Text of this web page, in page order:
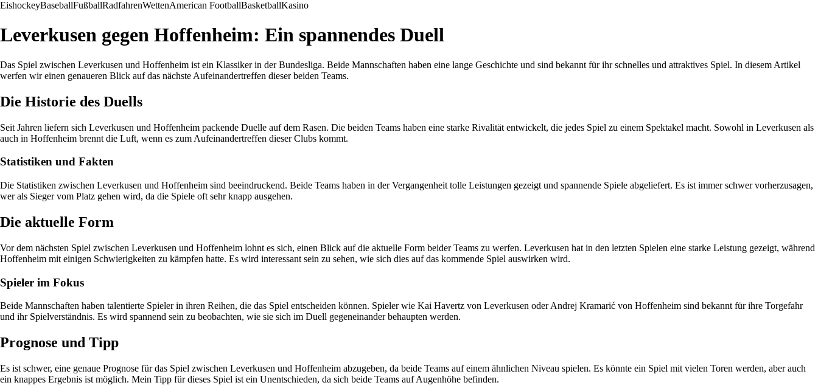
EishockeyBaseballFußballRadfahrenWettenAmerican FootballBasketballKasino
Leverkusen gegen Hoffenheim: Ein spannendes Duell
Das Spiel zwischen Leverkusen und Hoffenheim ist ein Klassiker in der Bundesliga. Beide Mannschaften haben eine lange Geschichte und sind bekannt für ihr schnelles und attraktives Spiel. In diesem Artikel
werfen wir einen genaueren Blick auf das nächste Aufeinandertreffen dieser beiden Teams.
Die Historie des Duells
Seit Jahren liefern sich Leverkusen und Hoffenheim packende Duelle auf dem Rasen. Die beiden Teams haben eine starke Rivalität entwickelt, die jedes Spiel zu einem Spektakel macht. Sowohl in Leverkusen als
auch in Hoffenheim brennt die Luft, wenn es zum Aufeinandertreffen dieser Clubs kommt.
Statistiken und Fakten
Die Statistiken zwischen Leverkusen und Hoffenheim sind beeindruckend. Beide Teams haben in der Vergangenheit tolle Leistungen gezeigt und spannende Spiele abgeliefert. Es ist immer schwer vorherzusagen,
wer als Sieger vom Platz gehen wird, da die Spiele oft sehr knapp ausgehen.
Die aktuelle Form
Vor dem nächsten Spiel zwischen Leverkusen und Hoffenheim lohnt es sich, einen Blick auf die aktuelle Form beider Teams zu werfen. Leverkusen hat in den letzten Spielen eine starke Leistung gezeigt, während
Hoffenheim mit einigen Schwierigkeiten zu kämpfen hatte. Es wird interessant sein zu sehen, wie sich dies auf das kommende Spiel auswirken wird.
Spieler im Fokus
Beide Mannschaften haben talentierte Spieler in ihren Reihen, die das Spiel entscheiden können. Spieler wie Kai Havertz von Leverkusen oder Andrej Kramarić von Hoffenheim sind bekannt für ihre Torgefahr
und ihr Spielverständnis. Es wird spannend sein zu beobachten, wie sie sich im Duell gegeneinander behaupten werden.
Prognose und Tipp
Es ist schwer, eine genaue Prognose für das Spiel zwischen Leverkusen und Hoffenheim abzugeben, da beide Teams auf einem ähnlichen Niveau spielen. Es könnte ein Spiel mit vielen Toren werden, aber auch
ein knappes Ergebnis ist möglich. Mein Tipp für dieses Spiel ist ein Unentschieden, da sich beide Teams auf Augenhöhe befinden.